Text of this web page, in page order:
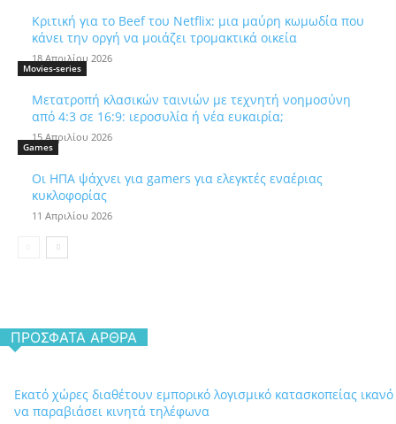
Κριτική για το Beef του Netflix: μια μαύρη κωμωδία που
κάνει την οργή να μοιάζει τρομακτικά οικεία
18 Απριλίου 2026
Movies-series
Μετατροπή κλασικών ταινιών με τεχνητή νοημοσύνη
από 4:3 σε 16:9: ιεροσυλία ή νέα ευκαιρία;
15 Απριλίου 2026
Games
Οι ΗΠΑ ψάχνει για gamers για ελεγκτές εναέριας
κυκλοφορίας
11 Απριλίου 2026
ΠΡΌΣΦΑΤΑ ΆΡΘΡΑ
Εκατό χώρες διαθέτουν εμπορικό λογισμικό κατασκοπείας ικανό
να παραβιάσει κινητά τηλέφωνα